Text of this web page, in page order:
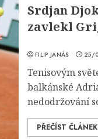
Srdjan
zavlekl
FILIP JANÁS 25/
Tenisovým
balkánské
nedodržování
PŘEČÍST ČLÁNEK